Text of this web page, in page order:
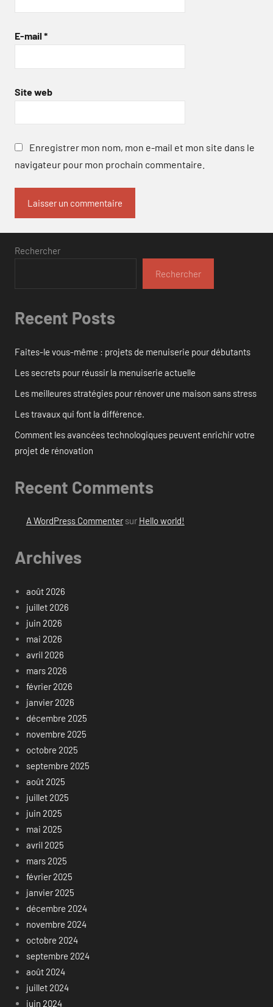
E-mail *
Site web
Enregistrer mon nom, mon e-mail et mon site dans le
navigateur pour mon prochain commentaire.
Rechercher
Rechercher
Recent Posts
Faites-le vous-même : projets de menuiserie pour débutants
Les secrets pour réussir la menuiserie actuelle
Les meilleures stratégies pour rénover une maison sans stress
Les travaux qui font la différence.
Comment les avancées technologiques peuvent enrichir votre
projet de rénovation
Recent Comments
A WordPress Commentersur Hello world!
Archives
août 2026
juillet 2026
juin 2026
mai 2026
avril 2026
mars 2026
février 2026
janvier 2026
décembre 2025
novembre 2025
octobre 2025
septembre 2025
août 2025
juillet 2025
juin 2025
mai 2025
avril 2025
mars 2025
février 2025
janvier 2025
décembre 2024
novembre 2024
octobre 2024
septembre 2024
août 2024
juillet 2024
juin 2024